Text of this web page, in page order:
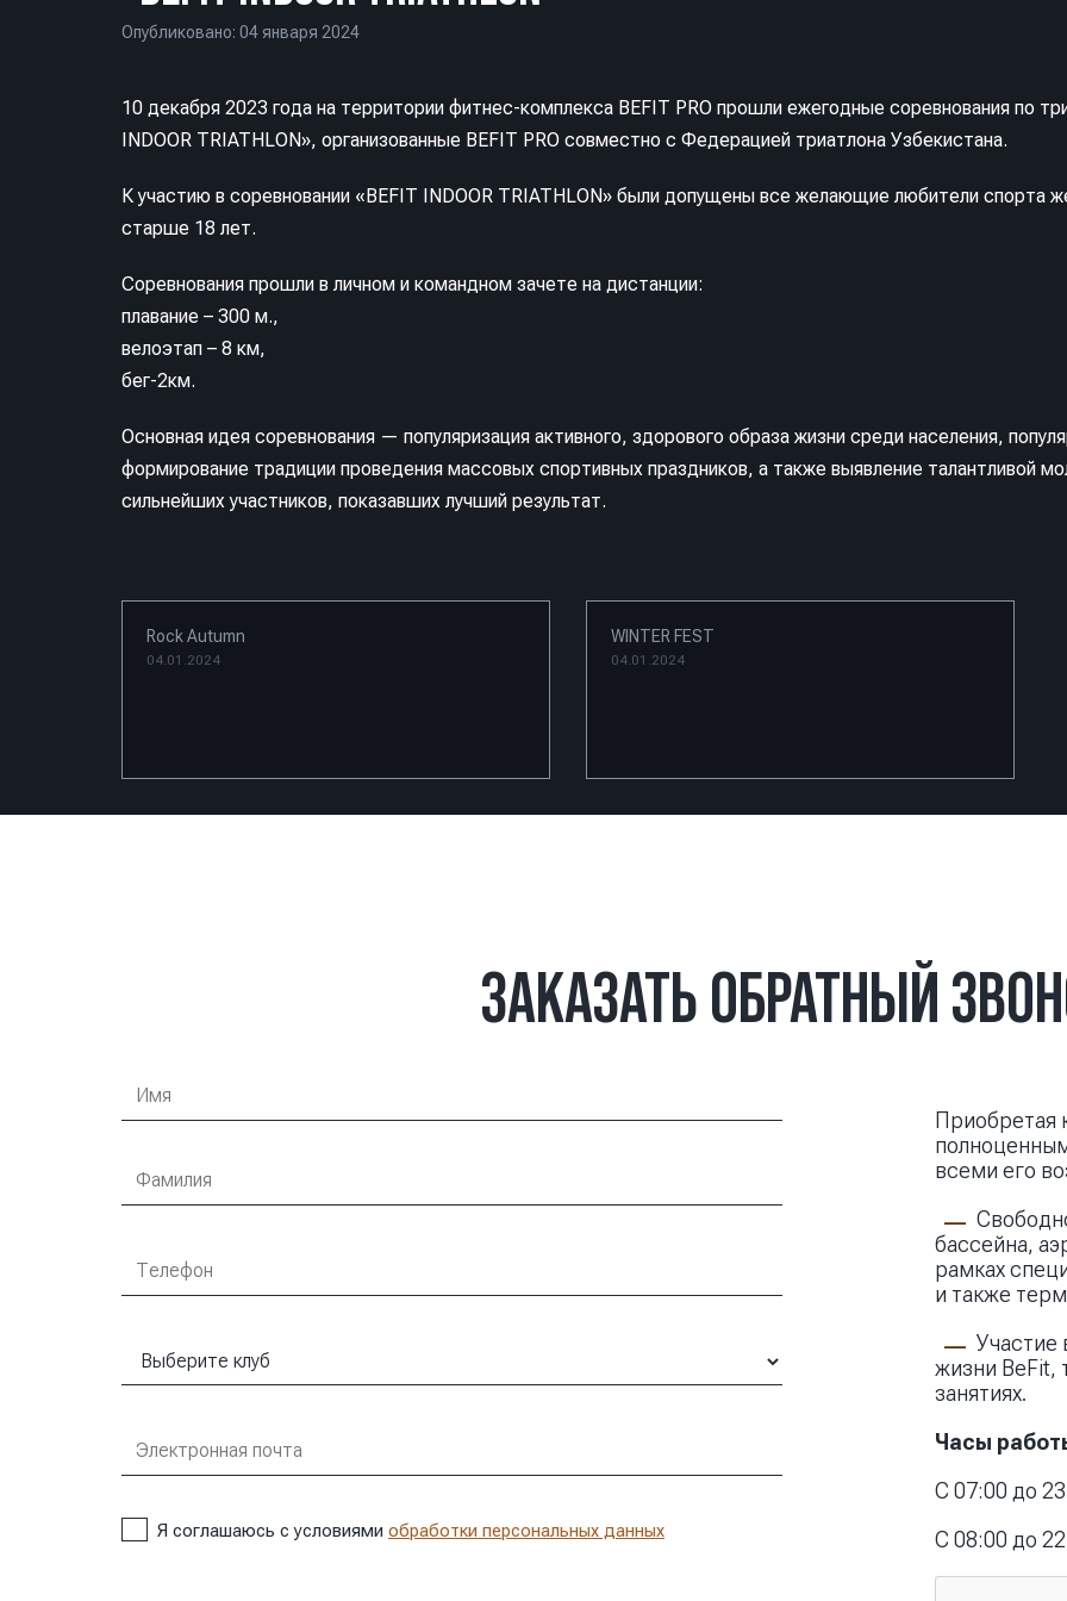
Опубликовано: 04 января 2024
10 декабря 2023 года на территории фитнес-комплекса BEFIT PRO прошли ежегодные соревнования по
INDOOR TRIATHLON», организованные BEFIT PRO совместно с Федерацией триатлона Узбекистана.
К участию в соревновании «BEFIT INDOOR TRIATHLON» были допущены все желающие любители спорта
старше 18 лет.
Соревнования прошли в личном и командном зачете на дистанции:
плавание – 300 м.,
велоэтап – 8 км,
бег-2км.
Основная идея соревнования — популяризация активного, здорового образа жизни среди населения,
формирование традиции проведения массовых спортивных праздников, а также выявление талантливой
сильнейших участников, показавших лучший результат.
Rock Autumn
04.01.2024
WINTER FEST
04.01.2024
ЗАКАЗАТЬ ОБРАТНЫЙ
Я соглашаюсь с условиями обработки персональных данных
Приобретая
всеми его
бассейна,
рамках
и также
Участие
жизни BeFit,
занятиях.
Часы
С 07:00 до
С 08:00 до